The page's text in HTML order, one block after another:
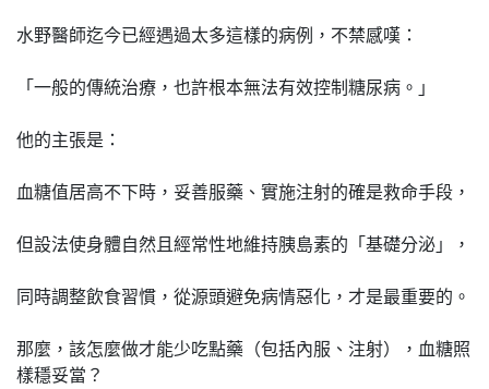
水野醫師迄今已經遇過太多這樣的病例，不禁感嘆：
「一般的傳統治療，也許根本無法有效控制糖尿病。」
他的主張是：
血糖值居高不下時，妥善服藥、實施注射的確是救命手段，
但設法使身體自然且經常性地維持胰島素的「基礎分泌」，
同時調整飲食習慣，從源頭避免病情惡化，才是最重要的。
那麼，該怎麼做才能少吃點藥（包括內服、注射），血糖照
樣穩妥當？